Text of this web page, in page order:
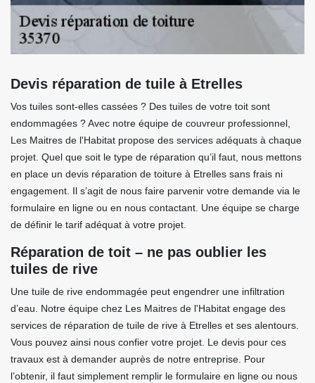
Devis réparation de tuile à Etrelles
Vos tuiles sont-elles cassées ? Des tuiles de votre toit sont
endommagées ? Avec notre équipe de couvreur professionnel,
Les Maitres de l'Habitat propose des services adéquats à chaque
projet. Quel que soit le type de réparation qu’il faut, nous mettons
en place un devis réparation de toiture à Etrelles sans frais ni
engagement. Il s’agit de nous faire parvenir votre demande via le
formulaire en ligne ou en nous contactant. Une équipe se charge
de définir le tarif adéquat à votre projet.
Réparation de toit – ne pas oublier les
tuiles de rive
Une tuile de rive endommagée peut engendrer une infiltration
d’eau. Notre équipe chez Les Maitres de l'Habitat engage des
services de réparation de tuile de rive à Etrelles et ses alentours.
Vous pouvez ainsi nous confier votre projet. Le devis pour ces
travaux est à demander auprès de notre entreprise. Pour
l’obtenir, il faut simplement remplir le formulaire en ligne ou nous